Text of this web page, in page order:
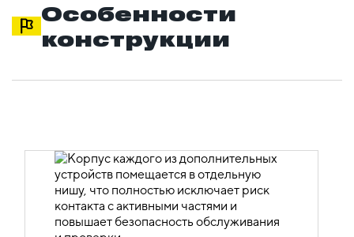
Особенности
конструкции